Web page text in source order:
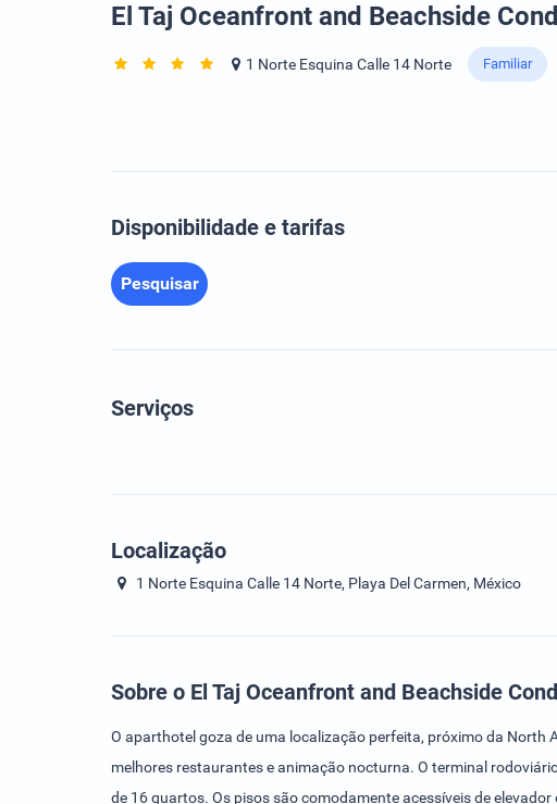
El Taj Oceanfront and Beachside
1 Norte Esquina Calle 14 Norte Familiar
Disponibilidade e tarifas
Pesquisar
Serviços
Localização
1 Norte Esquina Calle 14 Norte, Playa Del Carmen, México
Sobre o El Taj Oceanfront and Beachside
O aparthotel goza de uma localização perfeita, próximo da North
melhores restaurantes e animação nocturna. O terminal
de 16 quartos. Os pisos são comodamente acessíveis de